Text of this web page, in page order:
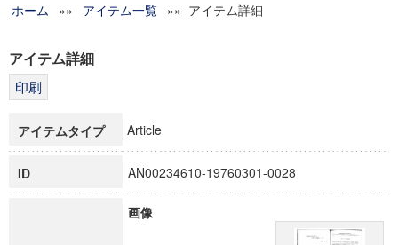
グローバルリサーチインスティテュート
科学研究費補助金研究成果報告書
博士課程教育リーディングプログラム「超成熟社会発展のサ
ホーム »» アイテム一覧 »» アイテム詳細
アイテム詳細
アイテムタイプ Article
ID AN00234610-19760301-0028
画像